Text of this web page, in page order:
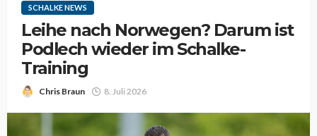
SCHALKE NEWS
Leihe nach Norwegen? Darum ist
Podlech wieder im Schalke-
Training
Chris Braun 8. Juli 2026